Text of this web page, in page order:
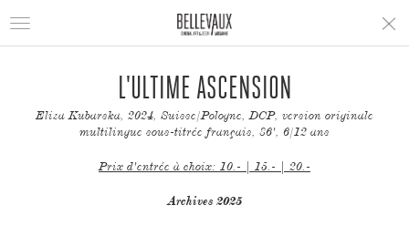
Toggle
L'ULTIME ASCENSION
Eliza Kubarska, 2024, Suisse/Pologne, DCP, version originale
multilingue sous-titrée français, 86', 6/12 ans
Prix d'entrée à choix: 10.- | 15.- | 20.-
Archives 2025